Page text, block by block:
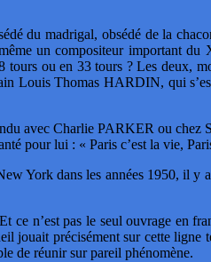
du madrigal, obsédé de la
un compositeur important du
ou en 33 tours ? Les deux,
Louis Thomas HARDIN, qui
avec Charlie PARKER ou chez
pour lui : « Paris c’est la vie,
York dans les années 1950, il y
n’est pas le seul ouvrage en
jouait précisément sur cette ligne
de réunir sur pareil phénomène.